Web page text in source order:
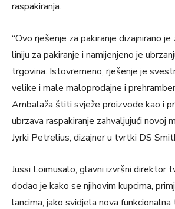
raspakiranja.
“Ovo rješenje za pakiranje dizajnirano
liniju za pakiranje i namijenjeno je
trgovina. Istovremeno, rješenje je
velike i male maloprodajne i
Ambalaža štiti svježe proizvode kao i
ubrzava raspakiranje zahvaljujući novoj
Jyrki Petrelius, dizajner u tvrtki DS
Jussi Loimusalo, glavni izvršni direktor
dodao je kako se njihovim kupcima,
lancima, jako svidjela nova